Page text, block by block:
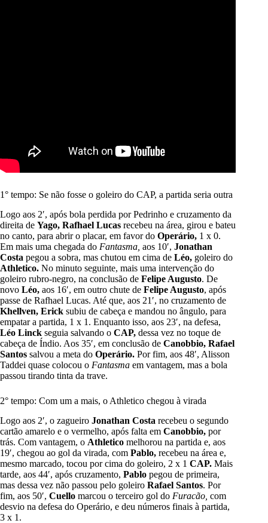
1° tempo: Se não fosse o goleiro do CAP, a partida seria outra
Logo aos 2′, após bola perdida por Pedrinho e cruzamento da
direita de Yago, Rafhael Lucas recebeu na área, girou e bateu
no canto, para abrir o placar, em favor do Operário, 1 x 0.
Em mais uma chegada do Fantasma, aos 10′, Jonathan
Costa pegou a sobra, mas chutou em cima de Léo, goleiro do
Athletico. No minuto seguinte, mais uma intervenção do
goleiro rubro-negro, na conclusão de Felipe Augusto. De
novo Léo, aos 16′, em outro chute de Felipe Augusto, após
passe de Rafhael Lucas. Até que, aos 21′, no cruzamento de
Khellven, Erick subiu de cabeça e mandou no ângulo, para
empatar a partida, 1 x 1. Enquanto isso, aos 23′, na defesa,
Léo Linck seguia salvando o CAP, dessa vez no toque de
cabeça de Índio. Aos 35′, em conclusão de Canobbio, Rafael
Santos salvou a meta do Operário. Por fim, aos 48′, Alisson
Taddei quase colocou o Fantasma em vantagem, mas a bola
passou tirando tinta da trave.
2° tempo: Com um a mais, o Athletico chegou à virada
Logo aos 2′, o zagueiro Jonathan Costa recebeu o segundo
cartão amarelo e o vermelho, após falta em Canobbio, por
trás. Com vantagem, o Athletico melhorou na partida e, aos
19′, chegou ao gol da virada, com Pablo, recebeu na área e,
mesmo marcado, tocou por cima do goleiro, 2 x 1 CAP. Mais
tarde, aos 44′, após cruzamento, Pablo pegou de primeira,
mas dessa vez não passou pelo goleiro Rafael Santos. Por
fim, aos 50′, Cuello marcou o terceiro gol do Furacão, com
desvio na defesa do Operário, e deu números finais à partida,
3 x 1.